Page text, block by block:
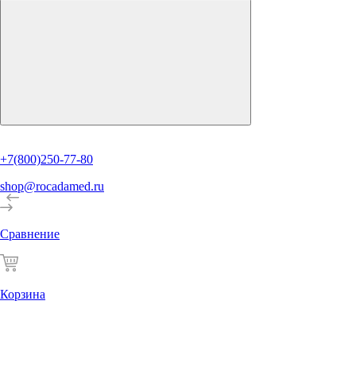
+7(800)250-77-80
shop@rocadamed.ru
Сравнение
Корзина